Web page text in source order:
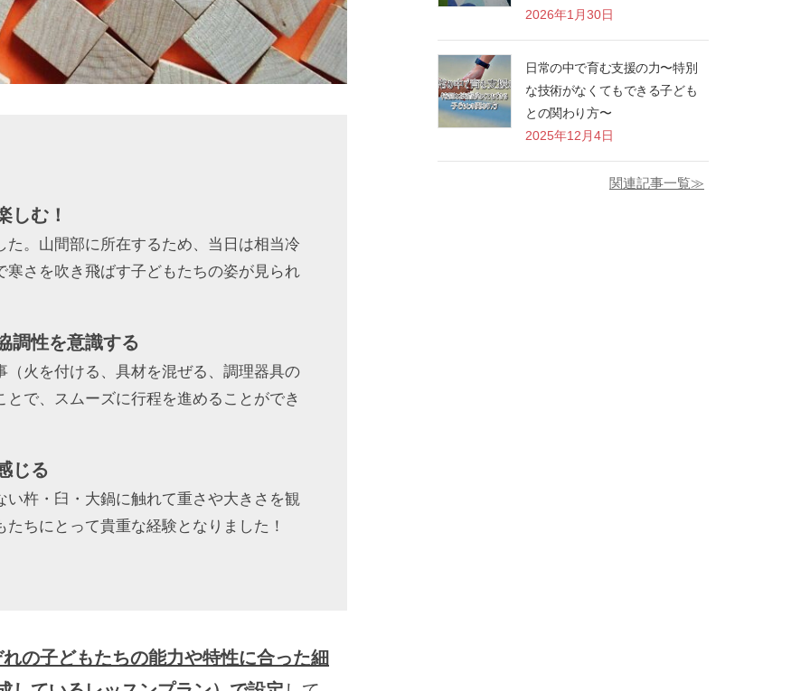
しむ！
。山間部に所在するため、当日は相当冷
さを吹き飛ばす子どもたちの姿が見られ
調性を意識する
火を付ける、具材を混ぜる、調理器具の
で、スムーズに行程を進めることができ
じる
杵・臼・大鍋に触れて重さや大きさを観
ちにとって貴重な経験となりました！
の子どもたちの能力や特性に合った細
2026年1月30日
日常の中で育む支援の力〜特別
な技術がなくてもできる子ども
との関わり方〜
2025年12月4日
関連記事一覧≫